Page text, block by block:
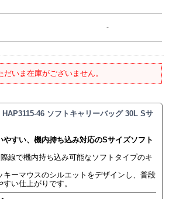
-
いま在庫がございません。
46 ソフトキャリーバッグ 30L Sサ
やすい、機内持ち込み対応のSサイズソフト
線で機内持ち込み可能なソフトタイプのキ
キーマウスのシルエットをデザインし、普段
い仕上がりです。